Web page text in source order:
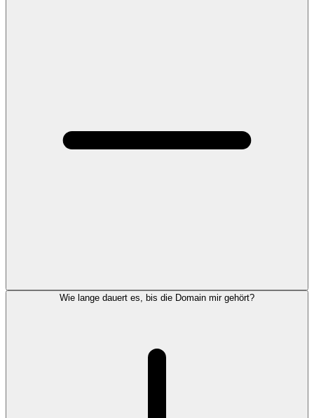
Wie lange dauert es, bis die Domain mir gehört?